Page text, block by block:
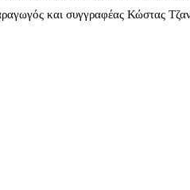
και συγγραφέας Κώστας